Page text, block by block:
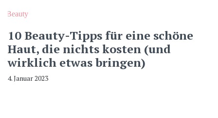
Beauty
10 Beauty-Tipps für eine schöne
Haut, die nichts kosten (und
wirklich etwas bringen)
4. Januar 2023